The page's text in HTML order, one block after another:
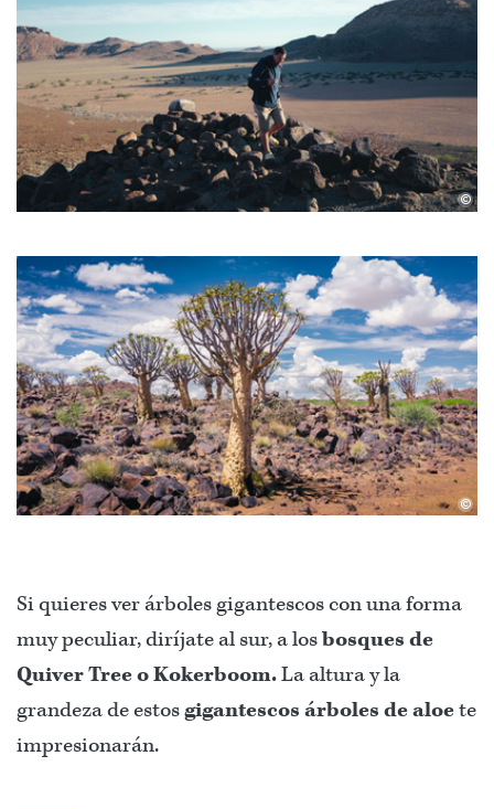
©
©
Si quieres ver árboles gigantescos con una forma
muy peculiar, diríjate al sur, a losbosques de
Quiver Tree o Kokerboom.La altura y la
grandeza de estosgigantescos árboles de aloete
impresionarán.